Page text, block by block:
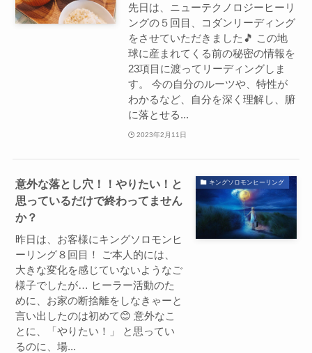
先日は、ニューテクノロジーヒーリ
ングの５回目、コダンリーディング
をさせていただきました🎵 この地
球に産まれてくる前の秘密の情報を
23項目に渡ってリーディングしま
す。 今の自分のルーツや、特性が
わかるなど、自分を深く理解し、腑
に落とせる...
2023年2月11日
キングソロモンヒーリング
意外な落とし穴！！やりたい！と
思っているだけで終わってません
か？
昨日は、お客様にキングソロモンヒ
ーリング８回目！ ご本人的には、
大きな変化を感じていないようなご
様子でしたが… ヒーラー活動のた
めに、お家の断捨離をしなきゃーと
言い出したのは初めて😊 意外なこ
とに、「やりたい！」 と思ってい
るのに、場...